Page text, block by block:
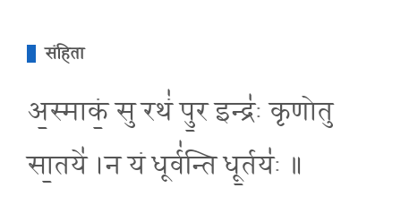
संहिता
अ॒स्माकं॒ सु रथं॑ पु॒र इन्द्र॑ः कृणोतु
सा॒तये॑ ।न यं धूर्व॑न्ति धू॒र्तयः॑ ॥